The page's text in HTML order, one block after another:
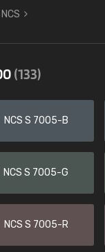
(133)
NCS S 7005-B
NCS S 7005-G
NCS S 7005-R